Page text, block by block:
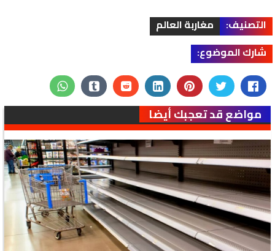
التصنيف:
مغاربة العالم
شارك الموضوع:
مواضع قد تعجبك أيضا